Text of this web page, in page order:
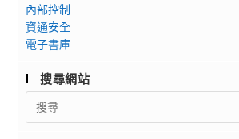
內部控制
資通安全
電子書庫
搜尋網站
Search
for: